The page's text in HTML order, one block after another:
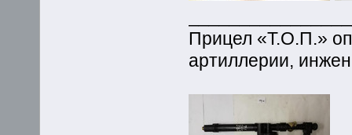
Прицел «Т.О.П.»
артиллерии,